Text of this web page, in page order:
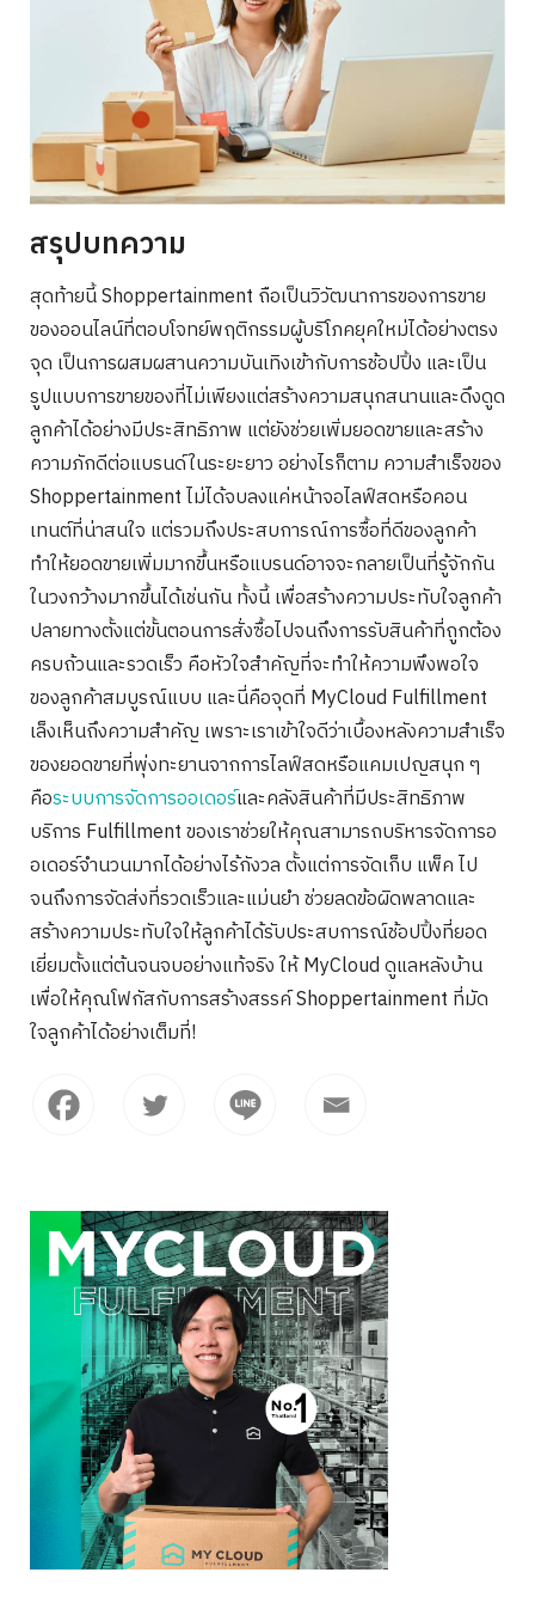
Search
for:
สรุปบทความ
สุดท้ายนี้ Shoppertainment ถือเป็นวิวัฒนาการของการขาย
ของออนไลน์ที่ตอบโจทย์พฤติกรรมผู้บริโภคยุคใหม่ได้อย่างตรง
จุด เป็นการผสมผสานความบันเทิงเข้ากับการช้อปปิ้ง และเป็น
รูปแบบการขายของที่ไม่เพียงแต่สร้างความสนุกสนานและดึงดูด
ลูกค้าได้อย่างมีประสิทธิภาพ แต่ยังช่วยเพิ่มยอดขายและสร้าง
ความภักดีต่อแบรนด์ในระยะยาว อย่างไรก็ตาม ความสำเร็จของ
Shoppertainment ไม่ได้จบลงแค่หน้าจอไลฟ์สดหรือคอน
เทนต์ที่น่าสนใจ แต่รวมถึงประสบการณ์การซื้อที่ดีของลูกค้า
ทำให้ยอดขายเพิ่มมากขึ้นหรือแบรนด​์อาจจะกลายเป็นที่รู้จักกัน
ในวงกว้างมากขึ้นได้เช่นกัน ทั้งนี้ เพื่อสร้างความประทับใจลูกค้า
ปลายทางตั้งแต่ขั้นตอนการสั่งซื้อไปจนถึงการรับสินค้าที่ถูกต้อง
ครบถ้วนและรวดเร็ว คือหัวใจสำคัญที่จะทำให้ความพึงพอใจ
ของลูกค้าสมบูรณ์แบบ และนี่คือจุดที่ MyCloud Fulfillment
เล็งเห็นถึงความสำคัญ เพราะเราเข้าใจดีว่าเบื้องหลังความสำเร็จ
ของยอดขายที่พุ่งทะยานจากการไลฟ์สดหรือแคมเปญสนุก ๆ
คือระบบการจัดการออเดอร์และคลังสินค้าที่มีประสิทธิภาพ
บริการ Fulfillment ของเราช่วยให้คุณสามารถบริหารจัดการอ
อเดอร์จำนวนมากได้อย่างไร้กังวล ตั้งแต่การจัดเก็บ แพ็ค ไป
จนถึงการจัดส่งที่รวดเร็วและแม่นยำ ช่วยลดข้อผิดพลาดและ
สร้างความประทับใจให้ลูกค้าได้รับประสบการณ์ช้อปปิ้งที่ยอด
เยี่ยมตั้งแต่ต้นจนจบอย่างแท้จริง ให้ MyCloud ดูแลหลังบ้าน
เพื่อให้คุณโฟกัสกับการสร้างสรรค์ Shoppertainment ที่มัด
ใจลูกค้าได้อย่างเต็มที่!